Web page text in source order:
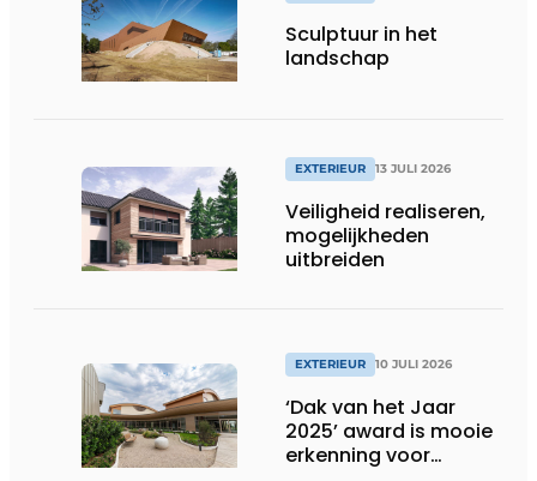
Sculptuur in het
landschap
EXTERIEUR 13 JULI 2026
Veiligheid realiseren,
mogelijkheden
uitbreiden
EXTERIEUR 10 JULI 2026
‘Dak van het Jaar
2025’ award is mooie
erkenning voor